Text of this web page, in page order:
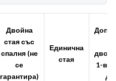
Двойна
стая със
спалня (не
се
гарантира)
Единична
стая
1-во
до